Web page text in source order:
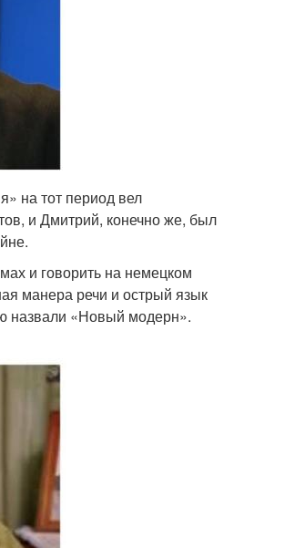
на тот период вел
и Дмитрий, конечно же, был
и говорить на немецком
манера речи и острый язык
назвали «Новый модерн».